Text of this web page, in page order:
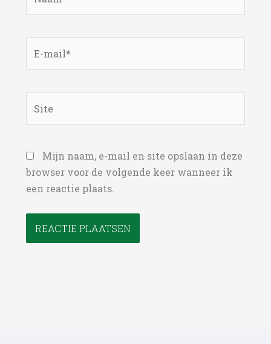
mail*
Mijn naam, e-mail en site opslaan in deze
browser voor de volgende keer wanneer ik
een reactie plaats.